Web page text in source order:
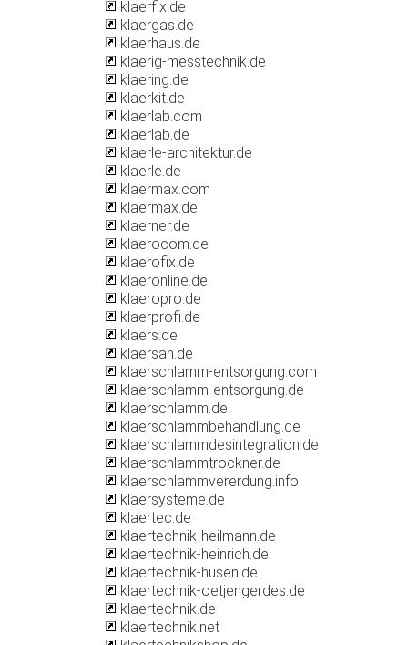
klaerfix.de
klaergas.de
klaerhaus.de
klaerig-messtechnik.de
klaering.de
klaerkit.de
klaerlab.com
klaerlab.de
klaerle-architektur.de
klaerle.de
klaermax.com
klaermax.de
klaerner.de
klaerocom.de
klaerofix.de
klaeronline.de
klaeropro.de
klaerprofi.de
klaers.de
klaersan.de
klaerschlamm-entsorgung.com
klaerschlamm-entsorgung.de
klaerschlamm.de
klaerschlammbehandlung.de
klaerschlammdesintegration.de
klaerschlammtrockner.de
klaerschlammvererdung.info
klaersysteme.de
klaertec.de
klaertechnik-heilmann.de
klaertechnik-heinrich.de
klaertechnik-husen.de
klaertechnik-oetjengerdes.de
klaertechnik.de
klaertechnik.net